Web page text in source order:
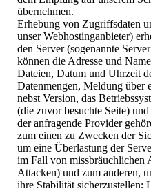
übernehmen.
Erhebung von Zugriffsdaten
unser Webhostinganbieter)
den Server (sogenannte
können die Adresse und
Dateien, Datum und Uhrzeit
Datenmengen, Meldung
nebst Version, das
(die zuvor besuchte Seite)
der anfragende Provider
zum einen zu Zwecken der
um eine Überlastung der
im Fall von missbräuchlichen
Attacken) und zum anderen,
ihre Stabilität